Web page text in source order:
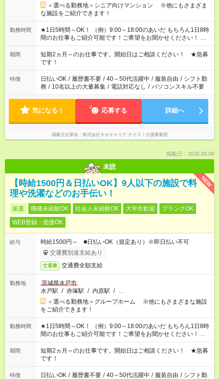
＜選べる勤務地＞シニア向けマンション ※他にもさまざま
な施設をご紹介できます！
勤務時間
★1日5時間～OK！ （例）9:00～18:00のあいだ もちろん1日8時
間のお仕事もご紹介可能です！ご希望をお聞かせください！ ★
家庭の都合でお休みが必要な場合も遠慮なくご相談ください。
※週最低15時間以上の勤務が必要です
期間
短期2ヵ月～のお仕事です。開始日はご相談ください！ ★急募
です！
特徴 日払いOK / 履歴書不要 / 40～50代活躍中 / 服装自由 / シフト勤
務 / 10名以上の大量募集 / 電話対応なし / パソコンスキル不要
気になる！ 応募する 詳細へ
掲載元企業名 株式会社ネオキャリア ナイス！介護事業部
掲載日：2026.08.08
未読
NEW
【時給1500円＆日払いOK】9人以下の施設で料
理や洗濯などのお手伝い！
派遣 職種未経験OK 社会人未経験OK 大学生歓迎
ブランクOK
WEB登録・面接OK
給与
時給1500円～ ■日払いOK（規定あり）※即日払い不可
交通費別途支給あり
交通費 交通費全額支給
勤務地
茨城県水戸市
水戸駅 / 赤塚駅 / 内原駅 / …
＜選べる勤務地＞グループホーム ※他にもさまざまな施設
をご紹介できます！
勤務時間
★1日5時間～OK！ （例）9:00～18:00のあいだ もちろん1日8時
間のお仕事もご紹介可能です！ご希望をお聞かせください！★家
庭の都合でお休みが必要な場合も遠慮なくご相談ください。 ※
週最低15時間以上の勤務が必要です
期間
短期2ヵ月～のお仕事です。開始日はご相談ください！ ★急募
です！
特徴 日払いOK / 履歴書不要 / 40～50代活躍中 / 服装自由 / シフト勤